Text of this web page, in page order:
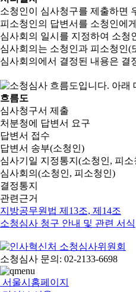
소청인이 심사청구를 제출하면
피소청인의 답변서를 소청인에
심사회의 일시를 지정하여 소청
심사회의는 소청인과 피소청인(
심사회의에서 결정된 내용은 결
흐름도
심사청구서 제출
처분청에 답변서 요구
답변서 접수
답변서 송부(소청인)
심사기일 지정통지(소청인, 피소
심사회의(소청인, 피소청인)
결정통지
관련근거
지방공무원법 제13조, 제14조
소청심사 청구 안내 및 관련 서식
소청심사 문의: 02-2133-6698
서울시홈페이지